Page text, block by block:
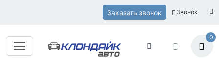
Заказать звонок Звонок
0